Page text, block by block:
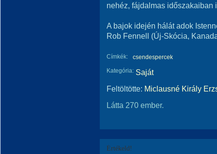
nehéz, fájdalmas időszakaiban
A bajok idején hálát adok
Rob Fennell (Új-Skócia,
Címkék:
csendespercek
Kategória: Saját
Feltöltötte: Miclausné Király
Látta 270 ember.
Értékeld!